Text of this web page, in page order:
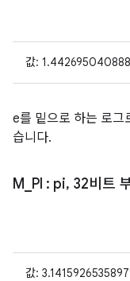
값:
e를 밑으로 하는 로그
습니다.
M PI : pi, 32비트
값: